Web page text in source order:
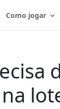
Como jogar